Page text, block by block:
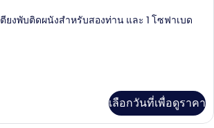
ตียงพับติดผนังสำหรับสองท่าน และ 1 โซฟาเบด
เลือกวันที่เพื่อดูราคา